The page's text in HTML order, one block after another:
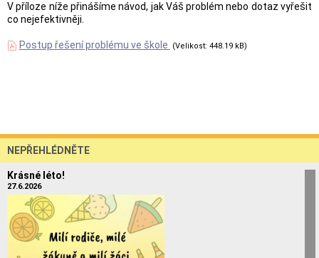
V příloze níže přinášíme návod, jak Váš problém nebo dotaz vyřešit
co nejefektivněji.
Postup řešení problému ve škole (Velikost: 448.19 kB)
NEPŘEHLÉDNĚTE
Krásné léto!
27.6.2026